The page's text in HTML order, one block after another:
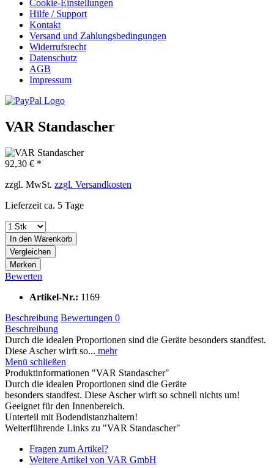
Cookie-Einstellungen
Hilfe / Support
Kontakt
Versand und Zahlungsbedingungen
Widerrufsrecht
Datenschutz
AGB
Impressum
VAR Standascher
92,30 € *
zzgl. MwSt. zzgl. Versandkosten
Lieferzeit ca. 5 Tage
In den Warenkorb
Vergleichen
Merken
Bewerten
Artikel-Nr.: 1169
Beschreibung Bewertungen 0
Beschreibung
Durch die idealen Proportionen sind die Geräte besonders standfest.
Diese Ascher wirft so... mehr
Menü schließen
Produktinformationen "VAR Standascher"
Durch die idealen Proportionen sind die Geräte
besonders standfest. Diese Ascher wirft so schnell nichts um!
Geeignet für den Innenbereich.
Unterteil mit Bodendistanzhaltern!
Weiterführende Links zu "VAR Standascher"
Fragen zum Artikel?
Weitere Artikel von VAR GmbH